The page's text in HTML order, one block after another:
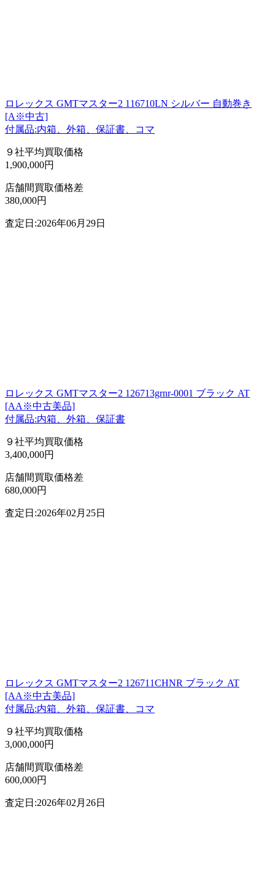
ロレックス GMTマスター2 116710LN シルバー 自動巻き
[A※中古]
付属品:内箱、外箱、保証書、コマ
９社平均買取価格
1,900,000円
店舗間買取価格差
380,000円
査定日:2026年06月29日
ロレックス GMTマスター2 126713grnr-0001 ブラック AT
[AA※中古美品]
付属品:内箱、外箱、保証書
９社平均買取価格
3,400,000円
店舗間買取価格差
680,000円
査定日:2026年02月25日
ロレックス GMTマスター2 126711CHNR ブラック AT
[AA※中古美品]
付属品:内箱、外箱、保証書、コマ
９社平均買取価格
3,000,000円
店舗間買取価格差
600,000円
査定日:2026年02月26日